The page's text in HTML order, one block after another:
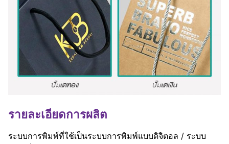
รายละเอียดการผลิต
ระบบการพิมพ์ที่ใช้เป็นระบบการพิมพ์แบบดิจิตอล / ระบบ